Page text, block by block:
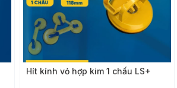
Hít kính vỏ hợp kim 1 chấu LS+